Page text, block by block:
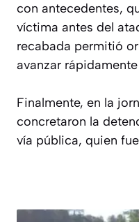
con antecedentes,
víctima antes del
recabada permitió
avanzar
Finalmente, en la
concretaron la
vía pública, quien